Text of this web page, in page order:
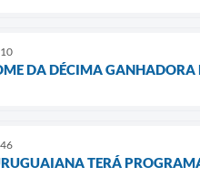
DA DÉCIMA
TERÁ